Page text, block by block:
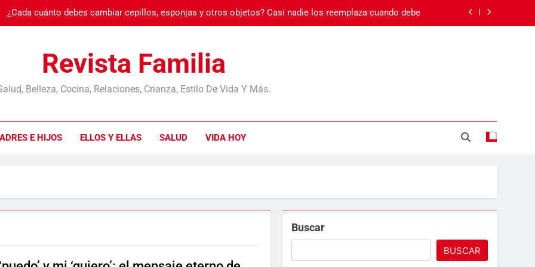
¿Cada cuánto debes cambiar cepillos, esponjas y otros objetos? Casi nadie los reemplaza cuando debe
Revista Familia
Belleza, Cocina, Relaciones, Crianza, Estilo De Vida Y Más.
E HIJOS ELLOS Y ELLAS SALUD VIDA HOY
Buscar
BUSCAR